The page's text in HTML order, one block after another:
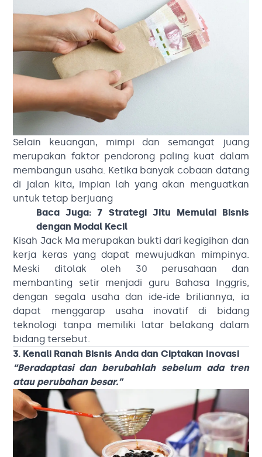
Selain keuangan, mimpi dan semangat juang
merupakan faktor pendorong paling kuat dalam
membangun usaha. Ketika banyak cobaan datang
di jalan kita, impian lah yang akan menguatkan
untuk tetap berjuang
Baca Juga:7 Strategi Jitu Memulai Bisnis
dengan Modal Kecil
Kisah Jack Ma merupakan bukti dari kegigihan dan
kerja keras yang dapat mewujudkan mimpinya.
Meski ditolak oleh 30 perusahaan dan
membanting setir menjadi guru Bahasa Inggris,
dengan segala usaha dan ide-ide briliannya, ia
dapat menggarap usaha inovatif di bidang
teknologi tanpa memiliki latar belakang dalam
bidang tersebut.
3. Kenali Ranah Bisnis Anda dan Ciptakan Inovasi
“Beradaptasi dan berubahlah sebelum ada tren
atau perubahan besar.”